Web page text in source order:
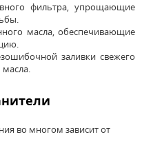
фильтра, упрощающие
масла, обеспечивающие
заливки свежего
во многом зависит от